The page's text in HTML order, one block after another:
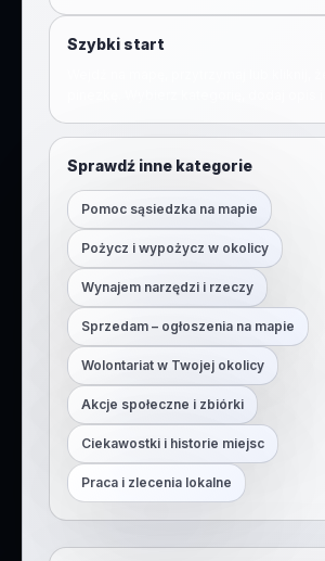
Szybki start
Sprawdź inne kategorie
Pomoc sąsiedzka na mapie
Pożycz i wypożycz w okolicy
Wynajem narzędzi i rzeczy
Sprzedam – ogłoszenia na mapie
Wolontariat w Twojej okolicy
Akcje społeczne i zbiórki
Ciekawostki i historie miejsc
Praca i zlecenia lokalne